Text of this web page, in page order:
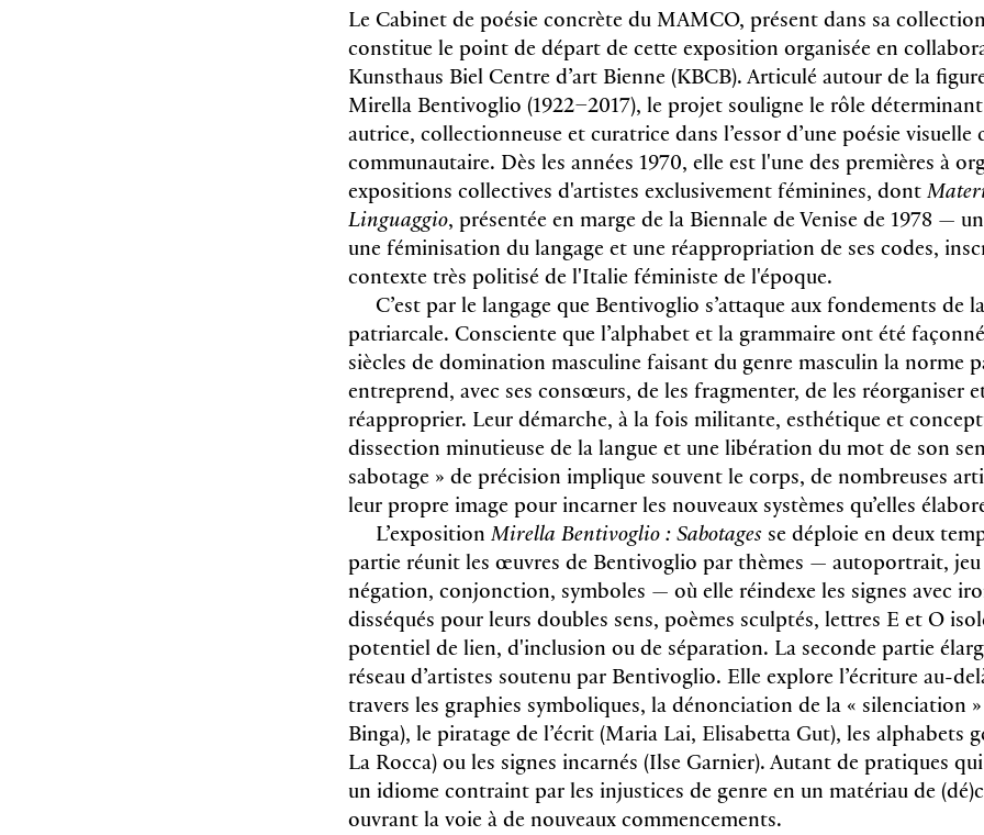
Le Cabinet de poésie concrète du MAMCO, présent dans sa
constitue le point de départ de cette exposition organisée en
Kunsthaus Biel Centre d’art Bienne (KBCB). Articulé autour de la
Mirella Bentivoglio (1922–2017), le projet souligne le rôle
autrice, collectionneuse et curatrice dans l’essor d’une poésie
communautaire. Dès les années 1970, elle est l'une des premières à
expositions collectives d'artistes exclusivement féminines, dont
Linguaggio, présentée en marge de la Biennale de Venise de 1978 —
une féminisation du langage et une réappropriation de ses codes,
contexte très politisé de l'Italie féministe de l'époque.
C’est par le langage que Bentivoglio s’attaque aux fondements de
patriarcale. Consciente que l’alphabet et la grammaire ont été
siècles de domination masculine faisant du genre masculin la norme
entreprend, avec ses consœurs, de les fragmenter, de les réorganiser
réapproprier. Leur démarche, à la fois militante, esthétique et
dissection minutieuse de la langue et une libération du mot de son
sabotage » de précision implique souvent le corps, de nombreuses
leur propre image pour incarner les nouveaux systèmes qu’elles
L’exposition Mirella Bentivoglio : Sabotages se déploie en deux
partie réunit les œuvres de Bentivoglio par thèmes — autoportrait, jeu
négation, conjonction, symboles — où elle réindexe les signes avec
disséqués pour leurs doubles sens, poèmes sculptés, lettres E et O
potentiel de lien, d'inclusion ou de séparation. La seconde partie
réseau d’artistes soutenu par Bentivoglio. Elle explore l’écriture au-
travers les graphies symboliques, la dénonciation de la « silenciation
Binga), le piratage de l’écrit (Maria Lai, Elisabetta Gut), les alphabets
La Rocca) ou les signes incarnés (Ilse Garnier). Autant de pratiques
un idiome contraint par les injustices de genre en un matériau de
ouvrant la voie à de nouveaux commencements.